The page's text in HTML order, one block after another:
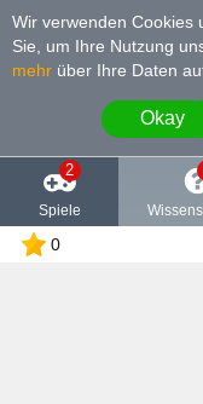
Wir verwenden Cookies
Sie, um Ihre Nutzung
mehr über Ihre Daten
Okay
2
Spiele
0